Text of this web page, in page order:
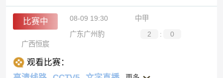
比赛中 08-09 19:30
中甲
广东广州豹
2 :
0
广西恒宸
观看比赛：